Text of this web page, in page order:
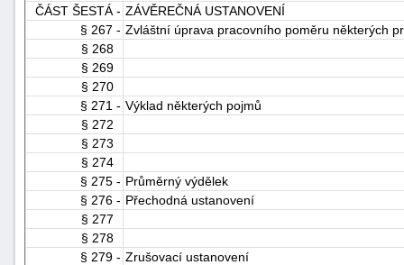
ČÁST ŠESTÁ - ZÁVĚREČNÁ USTANOVENÍ
§ 267 - Zvláštní úprava pracovního poměru některých
§ 268
§ 269
§ 270
§ 271 - Výklad některých pojmů
§ 272
§ 273
§ 274
§ 275 - Průměrný výdělek
§ 276 - Přechodná ustanovení
§ 277
§ 278
§ 279 - Zrušovací ustanovení